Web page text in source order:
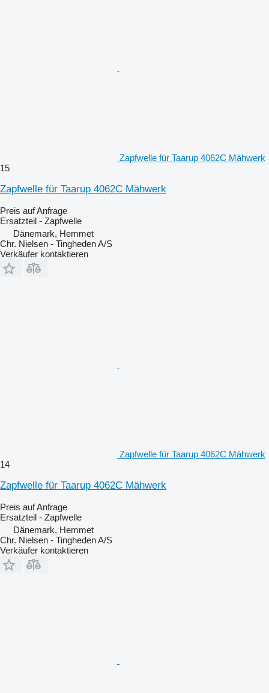
Zapfwelle für Taarup 4062C Mähwerk
15
Zapfwelle für Taarup 4062C Mähwerk
Preis auf Anfrage
Ersatzteil - Zapfwelle
Dänemark, Hemmet
Chr. Nielsen - Tingheden A/S
Verkäufer kontaktieren
Zapfwelle für Taarup 4062C Mähwerk
14
Zapfwelle für Taarup 4062C Mähwerk
Preis auf Anfrage
Ersatzteil - Zapfwelle
Dänemark, Hemmet
Chr. Nielsen - Tingheden A/S
Verkäufer kontaktieren